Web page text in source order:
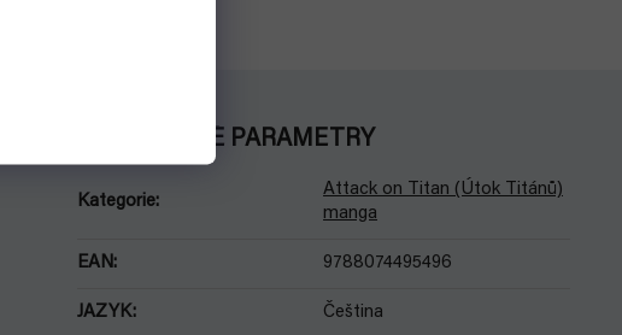
DOPLŇKOVÉ PARAMETRY
Kategorie:
Attack on Titan (Útok Titánů)
manga
EAN: 9788074495496
JAZYK: Čeština